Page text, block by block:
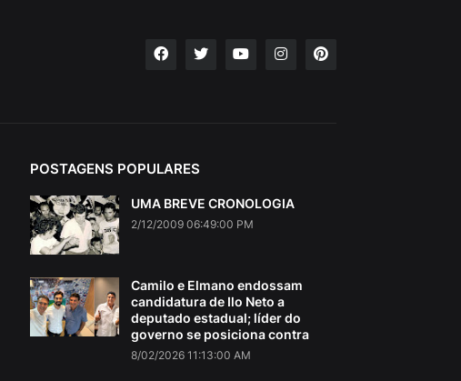
POSTAGENS POPULARES
UMA BREVE CRONOLOGIA
2/12/2009 06:49:00 PM
Camilo e Elmano endossam
candidatura de Ilo Neto a
deputado estadual; líder do
governo se posiciona contra
8/02/2026 11:13:00 AM